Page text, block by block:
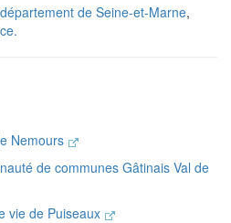
département de Seine-et-Marne,
Nemours
de communes Gâtinais Val de
vie de Puiseaux